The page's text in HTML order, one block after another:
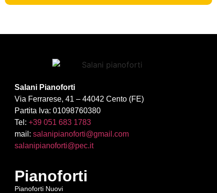
Salani Pianoforti
Via Ferrarese, 41 – 44042 Cento (FE)
Partita Iva: 01098760380
Tel: +39 051 683 1783
mail: salanipianoforti@gmail.com
salanipianoforti@pec.it
Pianoforti
Pianoforti Nuovi